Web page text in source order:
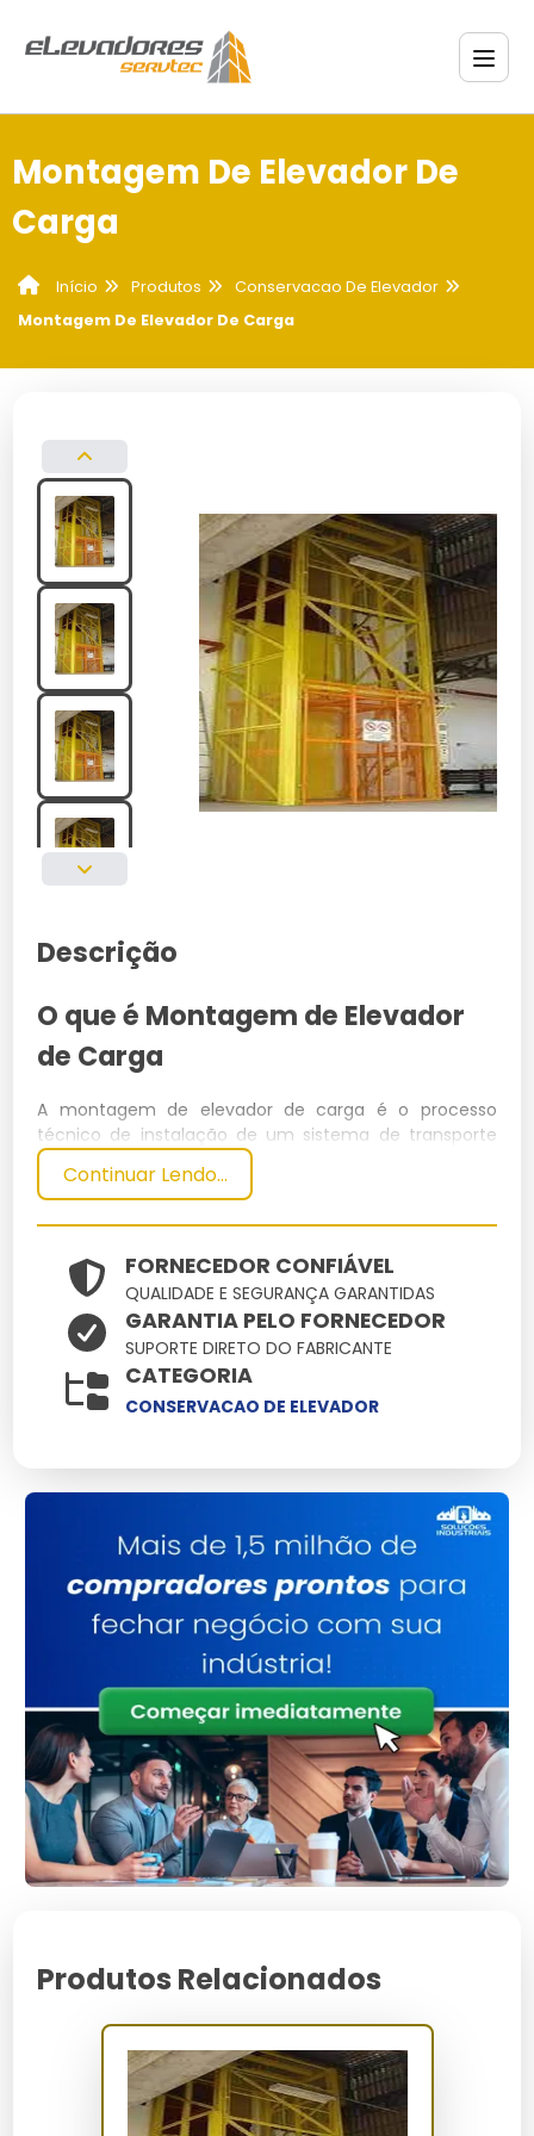
Montagem De Elevador De
Carga
Início Produtos
Conservacao De Elevador
Montagem De Elevador De Carga
Descrição
O que é Montagem de Elevador
de Carga
A montagem de elevador de carga é o processo
técnico de instalação de um sistema de transporte
vertical projetado para movimentar cargas pesadas
em ambientes comerciais e industriais. Este serviço
segurança no transporte de materiais.
Especificações Técnicas
Dimensões
(cm)
Peso
(kg)
Material
(kg)
inoxidável
Benefícios
Alta Capacidade de Carga:Suporta até 2000 kg,
ideal para ambientes industriais.
Construído com aço inoxidável,
resistente à corrosão.
Eficiência Energética:Equipado com motores de 15
kW, reduzindo o consumo de energia.
Segurança Avançada:Inclui sistemas de
travamento automático e sensores de sobrecarga.
Fácil Manutenção:Design simplificado para acesso
rápido a componentes essenciais.
Operação Silenciosa:Tecnologia de redução de
ruído para um ambiente de trabalho mais agradável.
gerentes de logística, proprietários de fábricas,
engenheiros de manutenção e empresas que
necessitam de soluções para movimentação de
grandes volumes de carga de forma segura e
Continuar Lendo...
FORNECEDOR CONFIÁVEL
QUALIDADE E SEGURANÇA GARANTIDAS
GARANTIA PELO FORNECEDOR
SUPORTE DIRETO DO FABRICANTE
CATEGORIA
CONSERVACAO DE ELEVADOR
Produtos Relacionados